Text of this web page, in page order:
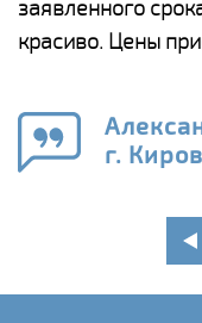
заявленного
красиво. Цены
г. Киров